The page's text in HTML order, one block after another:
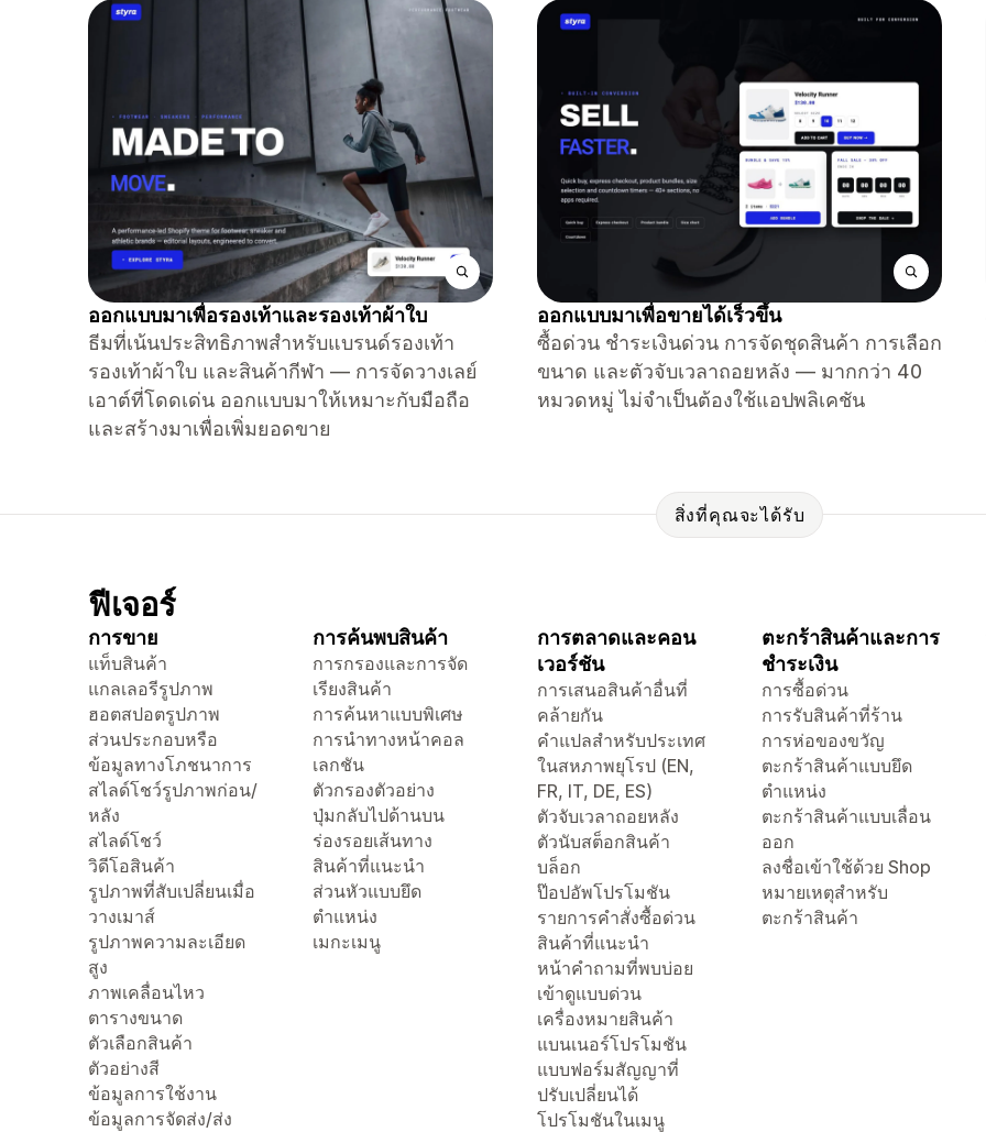
ออกแบบมาเพื่อรองเท้าและรองเท้าผ้าใบ
ธีมที่เน้นประสิทธิภาพสำหรับแบรนด์รองเท้า
รองเท้าผ้าใบ และสินค้ากีฬา — การจัดวางเลย์
เอาต์ที่โดดเด่น ออกแบบมาให้เหมาะกับมือถือ
และสร้างมาเพื่อเพิ่มยอดขาย
ออกแบบมาเพื่อขายได้เร็วขึ้น
ซื้อด่วน ชำระเงินด่วน การจัดชุดสินค้า การเลือก
ขนาด และตัวจับเวลาถอยหลัง — มากกว่า 40
หมวดหมู่ ไม่จำเป็นต้องใช้แอปพลิเคชัน
สิ่งที่คุณจะได้รับ
ฟีเจอร์
การขาย
แท็บสินค้า
แกลเลอรีรูปภาพ
ฮอตสปอตรูปภาพ
ส่วนประกอบหรือ
ข้อมูลทางโภชนาการ
สไลด์โชว์รูปภาพก่อน/
หลัง
สไลด์โชว์
วิดีโอสินค้า
รูปภาพที่สับเปลี่ยนเมื่อ
วางเมาส์
รูปภาพความละเอียด
สูง
ภาพเคลื่อนไหว
ตารางขนาด
ตัวเลือกสินค้า
ตัวอย่างสี
ข้อมูลการใช้งาน
ข้อมูลการจัดส่ง/ส่ง
การค้นพบสินค้า
การกรองและการจัด
เรียงสินค้า
การค้นหาแบบพิเศษ
การนำทางหน้าคอล
เลกชัน
ตัวกรองตัวอย่าง
ปุ่มกลับไปด้านบน
ร่องรอยเส้นทาง
สินค้าที่แนะนำ
ส่วนหัวแบบยึด
ตำแหน่ง
เมกะเมนู
การตลาดและคอน
เวอร์ชัน
การเสนอสินค้าอื่นที่
คล้ายกัน
คำแปลสำหรับประเทศ
ในสหภาพยุโรป (EN,
FR, IT, DE, ES)
ตัวจับเวลาถอยหลัง
ตัวนับสต็อกสินค้า
บล็อก
ป๊อปอัพโปรโมชัน
รายการคำสั่งซื้อด่วน
สินค้าที่แนะนำ
หน้าคำถามที่พบบ่อย
เข้าดูแบบด่วน
เครื่องหมายสินค้า
แบนเนอร์โปรโมชัน
แบบฟอร์มสัญญาที่
ปรับเปลี่ยนได้
โปรโมชันในเมนู
ตะกร้าสินค้าและการ
ชำระเงิน
การซื้อด่วน
การรับสินค้าที่ร้าน
การห่อของขวัญ
ตะกร้าสินค้าแบบยึด
ตำแหน่ง
ตะกร้าสินค้าแบบเลื่อน
ออก
ลงชื่อเข้าใช้ด้วย Shop
หมายเหตุสำหรับ
ตะกร้าสินค้า